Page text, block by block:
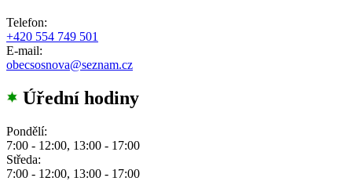
Telefon:
+420 554 749 501
E-mail:
obecsosnova@seznam.cz
Úřední hodiny
Pondělí:
7:00 - 12:00, 13:00 - 17:00
Středa:
7:00 - 12:00, 13:00 - 17:00